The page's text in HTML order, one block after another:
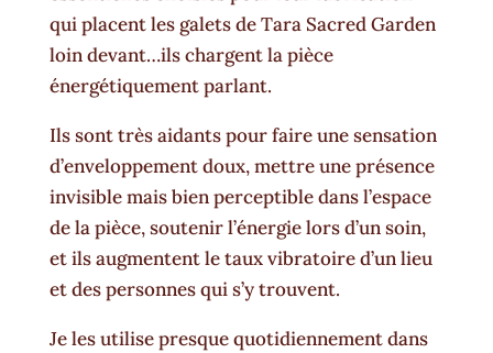
qui placent les galets de Tara Sacred Garden
loin devant…ils chargent la pièce
énergétiquement parlant.
Ils sont très aidants pour faire une sensation
d’enveloppement doux, mettre une présence
invisible mais bien perceptible dans l’espace
de la pièce, soutenir l’énergie lors d’un soin,
et ils augmentent le taux vibratoire d’un lieu
et des personnes qui s’y trouvent.
Je les utilise presque quotidiennement dans